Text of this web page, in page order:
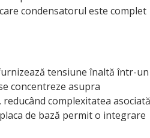
condensatorul este complet
tensiune înaltă într-un
concentreze asupra
complexitatea asociată
de bază permit o integrare